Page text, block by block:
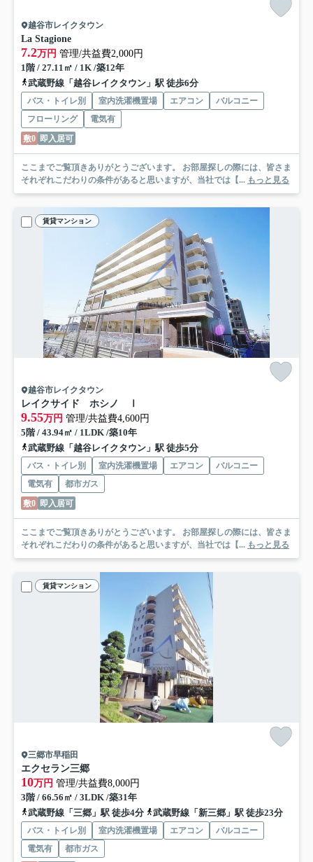
越谷市レイクタウン
La Stagione
7.2万円 管理/共益費2,000円
1階 / 27.11㎡ / 1K /築12年
武蔵野線「越谷レイクタウン」駅 徒歩6分
バス・トイレ別 室内洗濯機置場 エアコン
バルコニー
フローリング
電気有
敷0 即入居可
ここまでご覧頂きありがとうございます。 お部屋探しの際には、皆さま
それぞれこだわりの条件があると思いますが、当社では【... もっと見る
賃貸マンション
越谷市レイクタウン
レイクサイド ホシノ Ⅰ
9.55万円 管理/共益費4,600円
5階 / 43.94㎡ / 1LDK /築10年
武蔵野線「越谷レイクタウン」駅 徒歩5分
バス・トイレ別 室内洗濯機置場 エアコン
バルコニー
電気有
都市ガス
敷0 即入居可
ここまでご覧頂きありがとうございます。 お部屋探しの際には、皆さま
それぞれこだわりの条件があると思いますが、当社では【... もっと見る
賃貸マンション
三郷市早稲田
エクセラン三郷
10万円 管理/共益費8,000円
3階 / 66.56㎡ / 3LDK /築31年
武蔵野線「三郷」駅 徒歩4分
武蔵野線「新三郷」駅 徒歩23分
バス・トイレ別 室内洗濯機置場 エアコン
バルコニー
電気有
都市ガス